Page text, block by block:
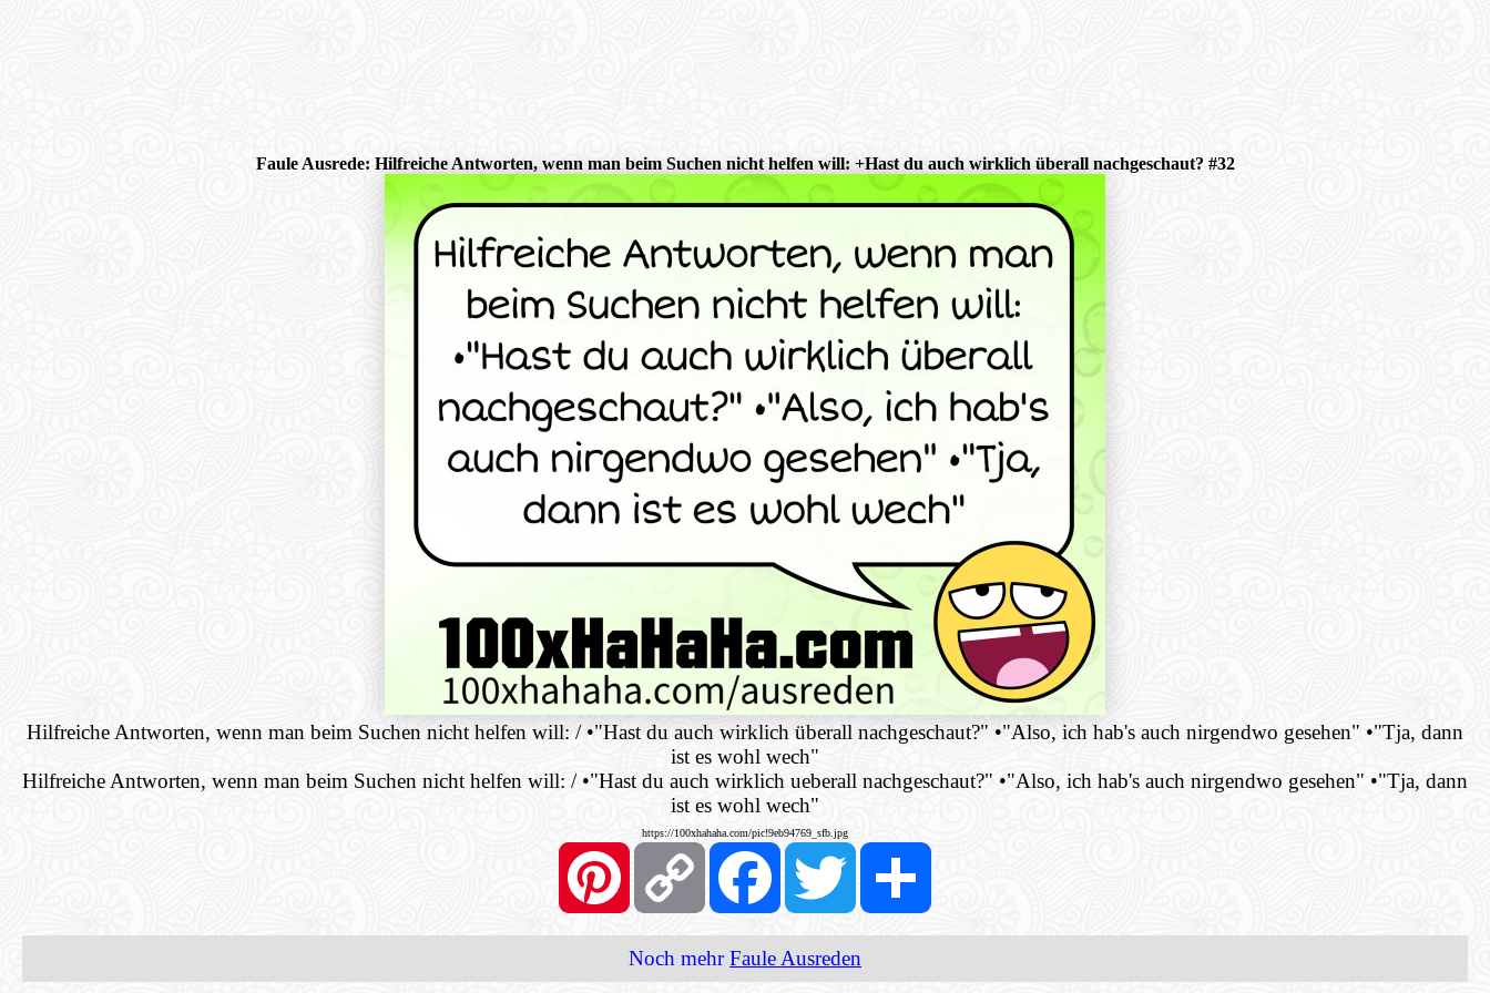
Faule Ausrede: Hilfreiche Antworten, wenn man beim Suchen nicht helfen will: +Hast du auch wirklich überall nachgeschaut? #32
Hilfreiche Antworten, wenn man beim Suchen nicht helfen will: / •"Hast du auch wirklich überall nachgeschaut?" •"Also, ich hab's auch nirgendwo gesehen" •"Tja, dann
ist es wohl wech"
Hilfreiche Antworten, wenn man beim Suchen nicht helfen will: / •"Hast du auch wirklich ueberall nachgeschaut?" •"Also, ich hab's auch nirgendwo gesehen" •"Tja, dann
ist es wohl wech"
https://100xhahaha.com/pic!9eb94769_sfb.jpg
Pinterest Copy
Link
FacebookTwitter
Noch mehrFaule Ausreden